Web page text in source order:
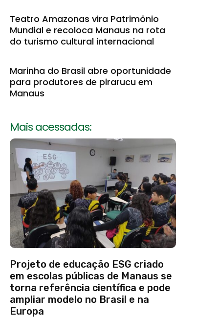
Teatro Amazonas vira Patrimônio
Mundial e recoloca Manaus na rota
do turismo cultural internacional
Marinha do Brasil abre oportunidade
para produtores de pirarucu em
Manaus
Mais acessadas:
Projeto de educação ESG criado
em escolas públicas de Manaus se
torna referência científica e pode
ampliar modelo no Brasil e na
Europa